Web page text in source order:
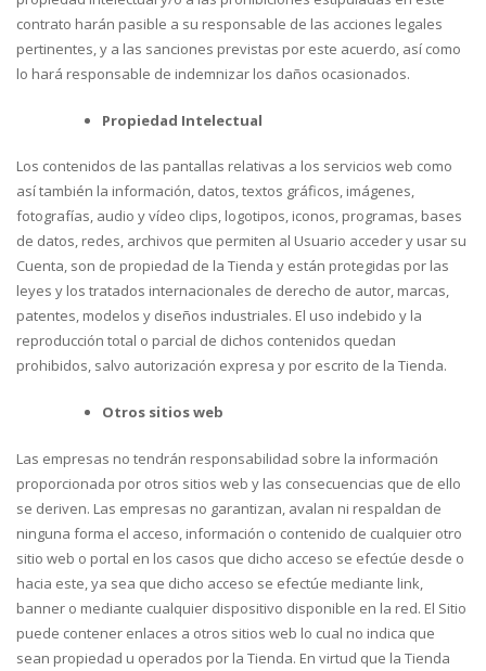
contrato harán pasible a su responsable de las acciones legales
pertinentes, y a las sanciones previstas por este acuerdo, así como
lo hará responsable de indemnizar los daños ocasionados.
Propiedad Intelectual
Los contenidos de las pantallas relativas a los servicios web como
así también la información, datos, textos gráficos, imágenes,
fotografías, audio y vídeo clips, logotipos, iconos, programas, bases
de datos, redes, archivos que permiten al Usuario acceder y usar su
Cuenta, son de propiedad de la Tienda y están protegidas por las
leyes y los tratados internacionales de derecho de autor, marcas,
patentes, modelos y diseños industriales. El uso indebido y la
reproducción total o parcial de dichos contenidos quedan
prohibidos, salvo autorización expresa y por escrito de la Tienda.
Otros sitios web
Las empresas no tendrán responsabilidad sobre la información
proporcionada por otros sitios web y las consecuencias que de ello
se deriven. Las empresas no garantizan, avalan ni respaldan de
ninguna forma el acceso, información o contenido de cualquier otro
sitio web o portal en los casos que dicho acceso se efectúe desde o
hacia este, ya sea que dicho acceso se efectúe mediante link,
banner o mediante cualquier dispositivo disponible en la red. El Sitio
puede contener enlaces a otros sitios web lo cual no indica que
sean propiedad u operados por la Tienda. En virtud que la Tienda